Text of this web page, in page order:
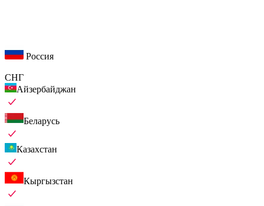
Россия
СНГ
Айзербайджан
Беларусь
Казахстан
Кыргызстан